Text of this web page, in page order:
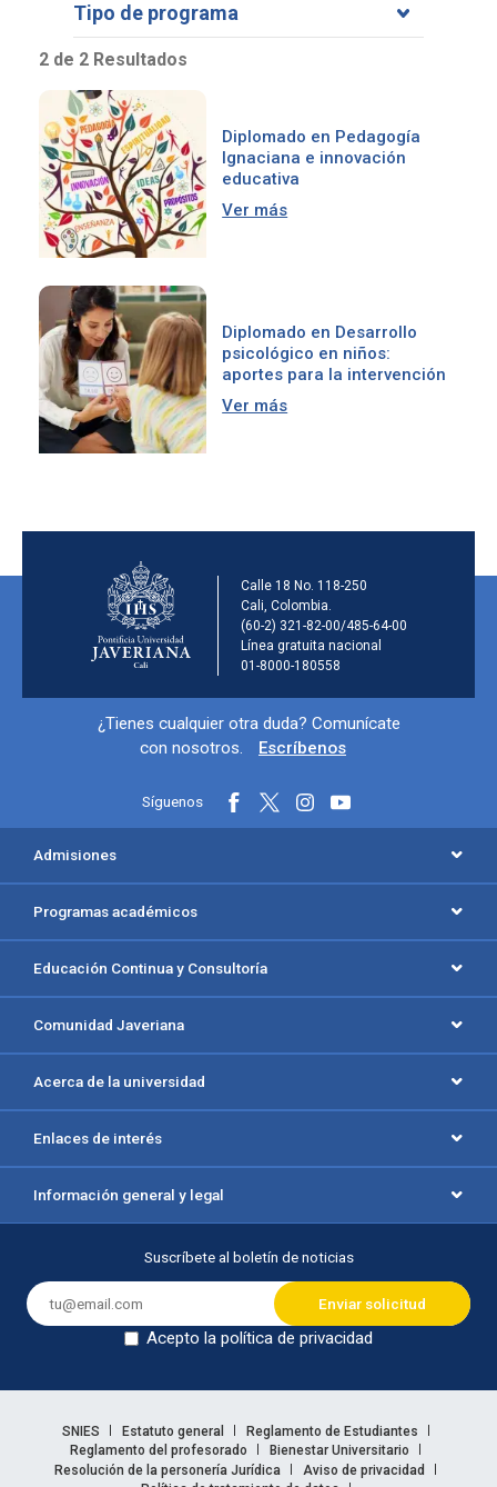
Tipo de programa
2 de 2 Resultados
Diplomado en Pedagogía
Ignaciana e innovación
educativa
Ver más
Diplomado en Desarrollo
psicológico en niños:
aportes para la intervención
Ver más
Información de la
Calle 18 No. 118-250
Cali, Colombia.
(60-2) 321-82-00/485-64-00
Línea gratuita nacional
01-8000-180558
Información y redes sociales
¿Tienes cualquier otra duda? Comunícate
con nosotros.
Escríbenos
Síguenos
Menú principal del footer
Admisiones
Programas académicos
Educación Continua y Consultoría
Comunidad Javeriana
Acerca de la universidad
Enlaces de interés
Información general y legal
Suscríbete al boletín de noticias
Acepto la política de privacidad
Enlaces legales
SNIES Estatuto general
Reglamento de Estudiantes
Reglamento del profesorado
Bienestar Universitario
Resolución de la personería Jurídica
Aviso de privacidad